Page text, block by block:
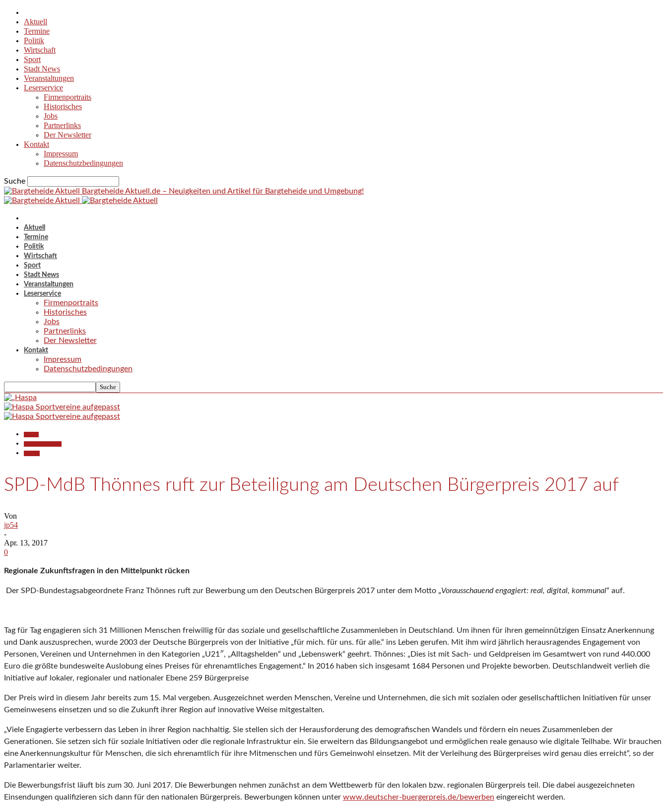
Aktuell
Termine
Politik
Wirtschaft
Sport
Stadt News
Veranstaltungen
Leserservice
Firmenportraits
Historisches
Jobs
Partnerlinks
Der Newsletter
Kontakt
Impressum
Datenschutzbedingungen
Suche
Bargteheide Aktuell.de – Neuigkeiten und Artikel für Bargteheide und Umgebung!
Aktuell
Termine
Politik
Wirtschaft
Sport
Stadt News
Veranstaltungen
Leserservice
Firmenportraits
Historisches
Jobs
Partnerlinks
Der Newsletter
Kontakt
Impressum
Datenschutzbedingungen
SPD-MdB Thönnes ruft zur Beteiligung am Deutschen Bürgerpreis 2017 auf
Von
jp54
-
Apr. 13, 2017
0
Regionale Zukunftsfragen in den Mittelpunkt rücken
Der SPD-Bundestagsabgeordnete Franz Thönnes ruft zur Bewerbung um den Deutschen Bürgerpreis 2017 unter dem Motto „Vorausschauend engagiert: real, digital, kommunal“ auf.
Tag für Tag engagieren sich 31 Millionen Menschen freiwillig für das soziale und gesellschaftliche Zusammenleben in Deutschland. Um ihnen für ihren gemeinnützigen Einsatz Anerkennung
und Dank auszusprechen, wurde 2003 der Deutsche Bürgerpreis von der Initiative „für mich. für uns. für alle.“ ins Leben gerufen. Mit ihm wird jährlich herausragendes Engagement von
Personen, Vereinen und Unternehmen in den Kategorien „U21″, „Alltagshelden“ und „Lebenswerk“ geehrt. Thönnes: „Dies ist mit Sach- und Geldpreisen im Gesamtwert von rund 440.000
Euro die größte bundesweite Auslobung eines Preises für ehrenamtliches Engagement.“ In 2016 haben sich insgesamt 1684 Personen und Projekte beworben. Deutschlandweit verlieh die
Initiative auf lokaler, regionaler und nationaler Ebene 259 Bürgerpreise
Der Preis wird in diesem Jahr bereits zum 15. Mal vergeben. Ausgezeichnet werden Menschen, Vereine und Unternehmen, die sich mit sozialen oder gesellschaftlichen Initiativen für unser
Gemeinwesens einsetzen und so die Zukunft ihrer Region auf innovative Weise mitgestalten.
„Viele Engagierte verbessern das Leben in ihrer Region nachhaltig. Sie stellen sich der Herausforderung des demografischen Wandels und fördern ein neues Zusammenleben der
Generationen. Sie setzen sich für soziale Initiativen oder die regionale Infrastruktur ein. Sie erweitern das Bildungsangebot und ermöglichen reale genauso wie digitale Teilhabe. Wir brauchen
eine Anerkennungskultur für Menschen, die sich ehrenamtlich für ihre Mitmenschen und fürs Gemeinwohl einsetzen. Mit der Verleihung des Bürgerpreises wird genau dies erreicht“, so der
Parlamentarier weiter.
Die Bewerbungsfrist läuft bis zum 30. Juni 2017. Die Bewerbungen nehmen zunächst an dem Wettbewerb für den lokalen bzw. regionalen Bürgerpreis teil. Die dabei ausgezeichneten
Einsendungen qualifizieren sich dann für den nationalen Bürgerpreis. Bewerbungen können unter www.deutscher-buergerpreis.de/bewerben eingereicht werden.